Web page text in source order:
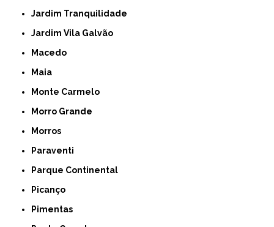
Jardim Tranquilidade
Jardim Vila Galvão
Macedo
Maia
Monte Carmelo
Morro Grande
Morros
Paraventi
Parque Continental
Picanço
Pimentas